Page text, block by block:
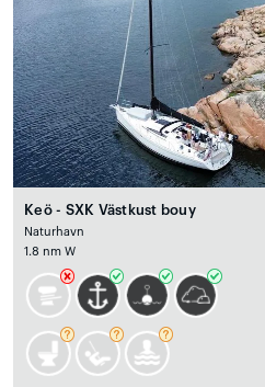
Keö - SXK Västkust bouy
Naturhavn
1.8 nm W